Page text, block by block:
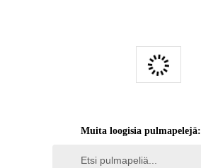
Muita loogisia pulmapelejä: